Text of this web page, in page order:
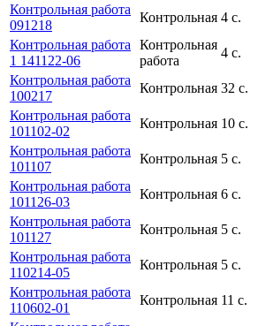
Контрольная работа
091218
Контрольная 4 с.
Контрольная работа
1 141122-06
Контрольная
работа
4 с.
Контрольная работа
100217
Контрольная 32 с.
Контрольная работа
101102-02
Контрольная 10 с.
Контрольная работа
101107
Контрольная 5 с.
Контрольная работа
101126-03
Контрольная 6 с.
Контрольная работа
101127
Контрольная 5 с.
Контрольная работа
110214-05
Контрольная 5 с.
Контрольная работа
110602-01
Контрольная 11 с.